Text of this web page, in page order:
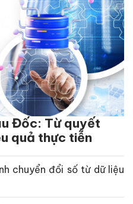
Đốc: Từ quyết
quả thực tiễn
chuyển đổi số từ dữ liệu